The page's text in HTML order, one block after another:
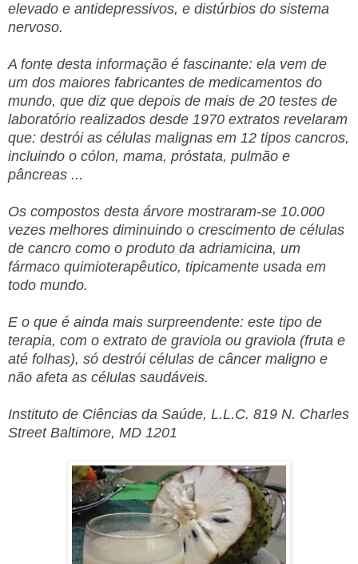
elevado e antidepressivos, e distúrbios do sistema
nervoso.
A fonte desta informação é fascinante: ela vem de
um dos maiores fabricantes de medicamentos do
mundo, que diz que depois de mais de 20 testes de
laboratório realizados desde 1970 extratos revelaram
que: destrói as células malignas em 12 tipos cancros,
incluindo o cólon, mama, próstata, pulmão e
pâncreas ...
Os compostos desta árvore mostraram-se 10.000
vezes melhores diminuindo o crescimento de células
de cancro como o produto da adriamicina, um
fármaco quimioterapêutico, tipicamente usada em
todo mundo.
E o que é ainda mais surpreendente: este tipo de
terapia, com o extrato de graviola ou graviola (fruta e
até folhas), só destrói células de câncer maligno e
não afeta as células saudáveis.
Instituto de Ciências da Saúde, L.L.C. 819 N. Charles
Street Baltimore, MD 1201